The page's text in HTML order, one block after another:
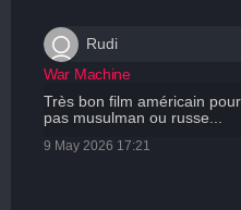
Rudi
War Machine
Très bon film américain
pas musulman ou russe...
9 May 2026 17:21